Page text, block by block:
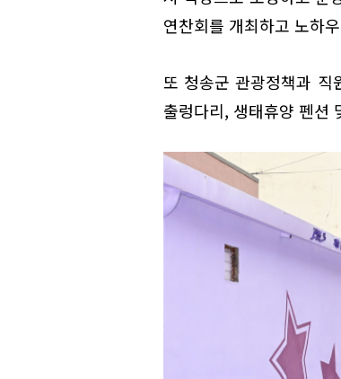
연찬회를 개최하고 노하
또 청송군 관광정책과
출렁다리, 생태휴양 펜션